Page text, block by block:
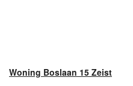
Woning Boslaan 15 Zeist